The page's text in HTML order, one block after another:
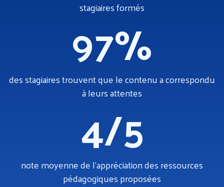
stagiaires formés
97%
des stagiaires trouvent que le contenu a correspondu
à leurs attentes
4/5
note moyenne de l’appréciation des ressources
pédagogiques proposées